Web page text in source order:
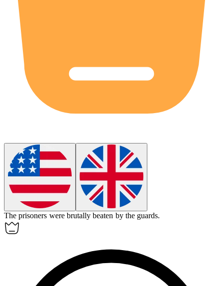
The prisoners were brutally beaten by the guards.